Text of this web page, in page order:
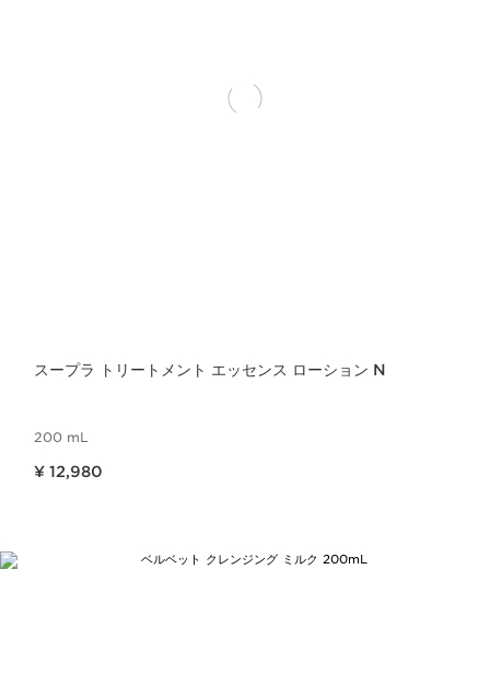
スープラ トリートメント エッセンス ローション N
200 mL
¥ 12,980